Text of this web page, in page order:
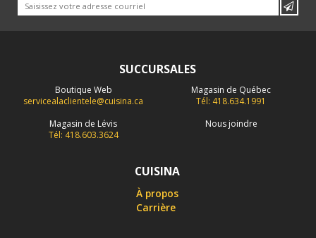
SUCCURSALES
Boutique Web
servicealaclientele@cuisina.ca
Magasin de Québec
Tél: 418.634.1991
Magasin de Lévis
Tél: 418.603.3624
Nous joindre
CUISINA
À propos
Carrière